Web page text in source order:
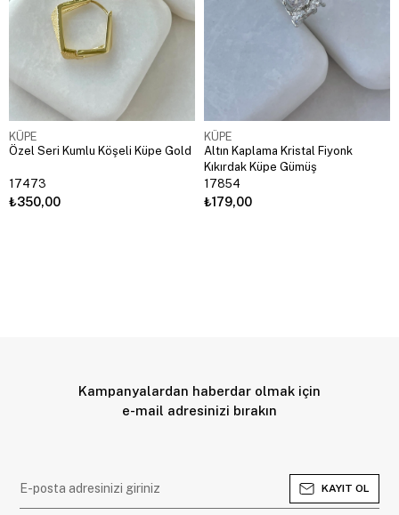
KÜPE
Özel Seri Kumlu Köşeli Küpe Gold
17473
₺350,00
KÜPE
Altın Kaplama Kristal Fiyonk
Kıkırdak Küpe Gümüş
17854
₺179,00
Kampanyalardan haberdar olmak için
e-mail adresinizi bırakın
KAYIT OL